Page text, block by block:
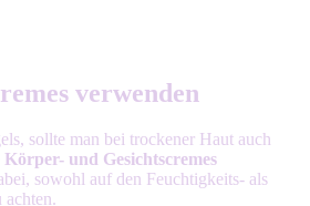
verwenden
sollte man bei trockener Haut auch
und Gesichtscremes
sowohl auf den Feuchtigkeits- als
achten.